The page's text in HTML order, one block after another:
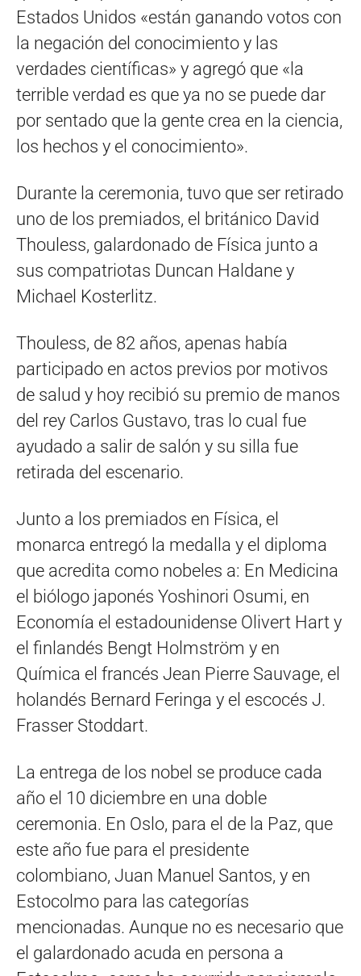
Estados Unidos «están ganando votos con
la negación del conocimiento y las
verdades científicas» y agregó que «la
terrible verdad es que ya no se puede dar
por sentado que la gente crea en la ciencia,
los hechos y el conocimiento».
Durante la ceremonia, tuvo que ser retirado
uno de los premiados, el británico David
Thouless, galardonado de Física junto a
sus compatriotas Duncan Haldane y
Michael Kosterlitz.
Thouless, de 82 años, apenas había
participado en actos previos por motivos
de salud y hoy recibió su premio de manos
del rey Carlos Gustavo, tras lo cual fue
ayudado a salir de salón y su silla fue
retirada del escenario.
Junto a los premiados en Física, el
monarca entregó la medalla y el diploma
que acredita como nobeles a: En Medicina
el biólogo japonés Yoshinori Osumi, en
Economía el estadounidense Olivert Hart y
el finlandés Bengt Holmström y en
Química el francés Jean Pierre Sauvage, el
holandés Bernard Feringa y el escocés J.
Frasser Stoddart.
La entrega de los nobel se produce cada
año el 10 diciembre en una doble
ceremonia. En Oslo, para el de la Paz, que
este año fue para el presidente
colombiano, Juan Manuel Santos, y en
Estocolmo para las categorías
mencionadas. Aunque no es necesario que
el galardonado acuda en persona a